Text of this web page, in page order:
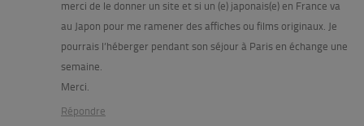
merci de le donner un site et si un (e) japonais(e) en France va
au Japon pour me ramener des affiches ou films originaux. Je
pourrais l’héberger pendant son séjour à Paris en échange une
semaine.
Merci.
Répondre